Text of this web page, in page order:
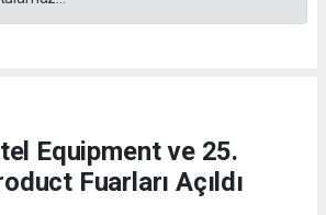
Equipment ve 25.
Fuarları Açıldı